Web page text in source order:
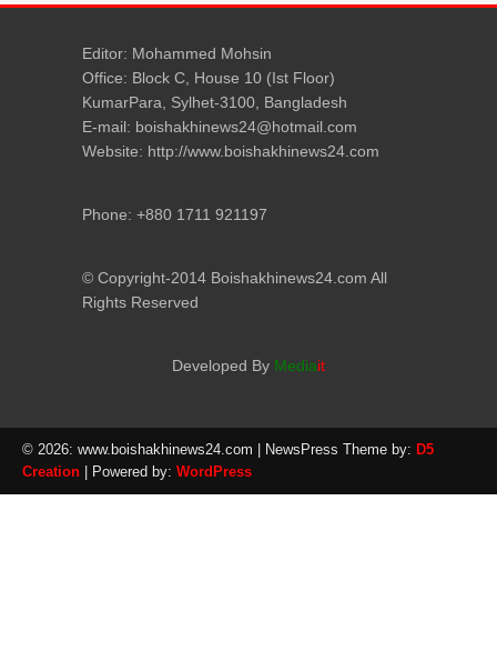
Editor: Mohammed Mohsin
Office: Block C, House 10 (Ist Floor)
KumarPara, Sylhet-3100, Bangladesh
E-mail: boishakhinews24@hotmail.com
Website: http://www.boishakhinews24.com
Phone: +880 1711 921197
© Copyright-2014 Boishakhinews24.com All
Rights Reserved
Developed By Mediait
© 2026: www.boishakhinews24.com | NewsPress Theme by: D5
Creation | Powered by: WordPress